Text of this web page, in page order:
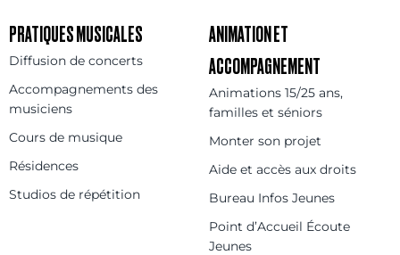
PRATIQUES MUSICALES
Diffusion de concerts
Accompagnements des
musiciens
Cours de musique
Résidences
Studios de répétition
ANIMATION ET
ACCOMPAGNEMENT
Animations 15/25 ans,
familles et séniors
Monter son projet
Aide et accès aux droits
Bureau Infos Jeunes
Point d’Accueil Écoute
Jeunes